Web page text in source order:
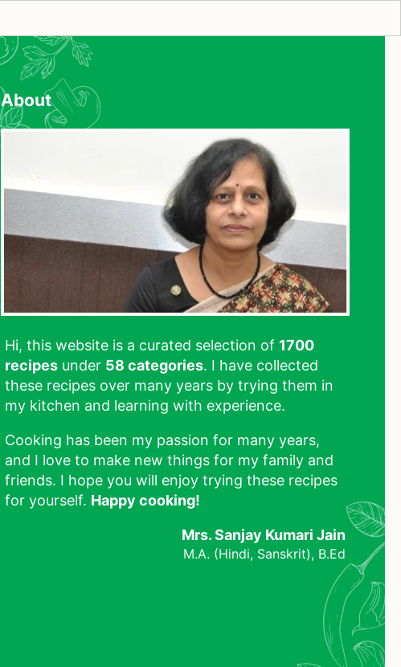
About
Hi, this website is a curated selection of 1700
recipes under 58 categories. I have collected
these recipes over many years by trying them in
my kitchen and learning with experience.
Cooking has been my passion for many years,
and I love to make new things for my family and
friends. I hope you will enjoy trying these recipes
for yourself. Happy cooking!
Mrs. Sanjay Kumari Jain
M.A. (Hindi, Sanskrit), B.Ed